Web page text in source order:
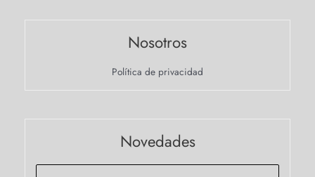
Nosotros
Política de privacidad
Novedades